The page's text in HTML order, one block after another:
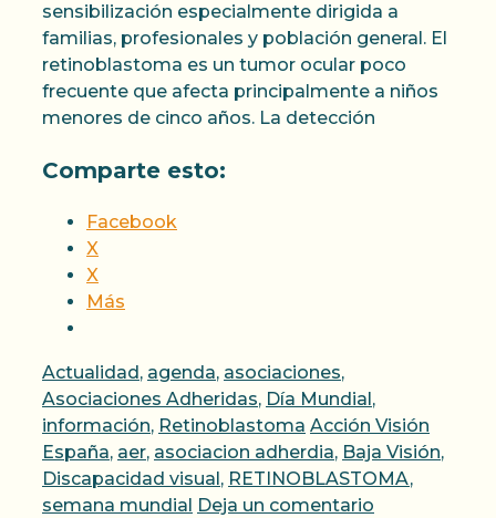
sensibilización especialmente dirigida a
familias, profesionales y población general. El
retinoblastoma es un tumor ocular poco
frecuente que afecta principalmente a niños
menores de cinco años. La detección
Comparte esto:
Facebook
X
X
Más
Categorías
Actualidad , agenda, asociaciones,
Asociaciones Adheridas, Día Mundial ,
información, Retinoblastoma Etiquetas
Acción Visión
España, aer, asociacion adherdia, Baja Visión,
Discapacidad visual , RETINOBLASTOMA,
semana mundial
Deja un comentario